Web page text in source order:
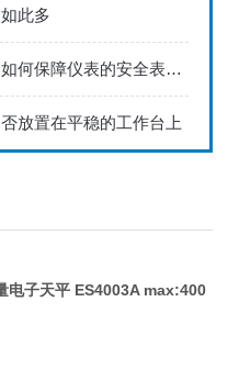
此多
很多人对于防爆电子秤是如何保障仪表的安全表示非常疑惑
放置在平稳的工作台上
电子天平 ES4003A max:400